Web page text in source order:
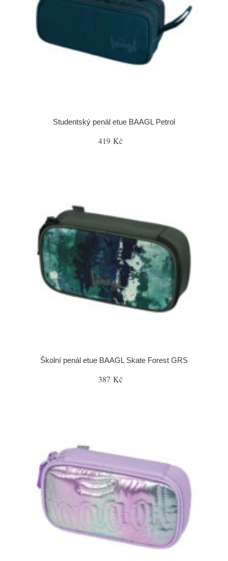
Studentský penál etue BAAGL Petrol
419 Kč
Školní penál etue BAAGL Skate Forest GRS
387 Kč